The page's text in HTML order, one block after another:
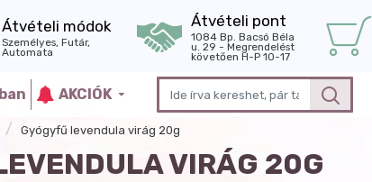
Átvételi módok
Személyes, Futár,
Automata
Átvételi pont
1084 Bp. Bacsó Béla
u. 29 - Megrendelést
követően H-P 10-17
AKCIÓK
Gyógyfű levendula virág 20g
VIRÁG 20G